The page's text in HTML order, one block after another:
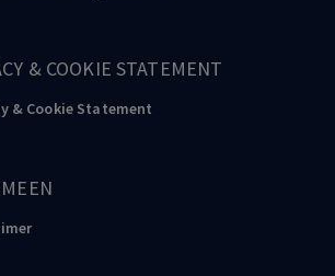
& COOKIE STATEMENT
& Cookie Statement